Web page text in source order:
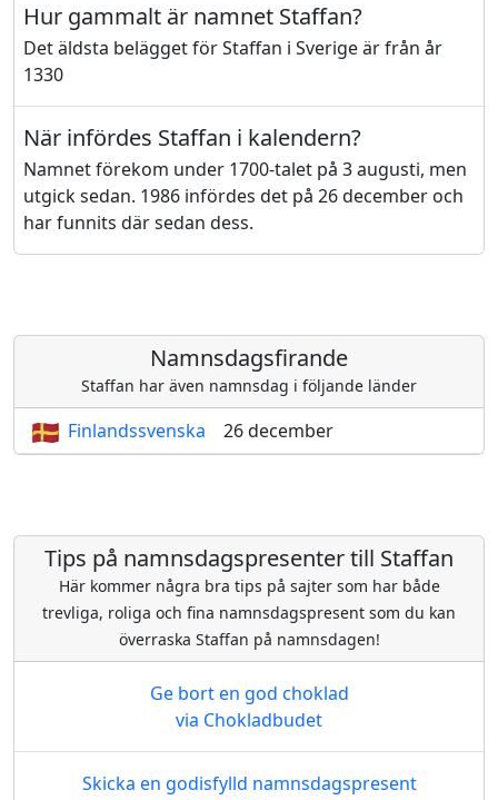
Hur gammalt är namnet Staffan?
Det äldsta belägget för Staffan i Sverige är från år
1330
När infördes Staffan i kalendern?
Namnet förekom under 1700-talet på 3 augusti, men
utgick sedan. 1986 infördes det på 26 december och
har funnits där sedan dess.
Namnsdagsfirande
Staffan har även namnsdag i följande länder
Finlandssvenska 26 december
Tips på namnsdagspresenter till Staffan
Här kommer några bra tips på sajter som har både
trevliga, roliga och fina namnsdagspresent som du kan
överraska Staffan på namnsdagen!
Ge bort en god choklad
via Chokladbudet
Skicka en godisfylld namnsdagspresent